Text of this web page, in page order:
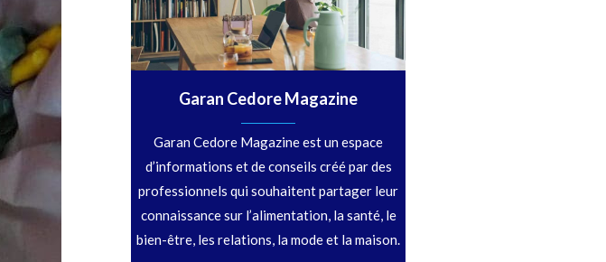
Garan Cedore Magazine
Garan Cedore Magazine est un espace
d’informations et de conseils créé par des
professionnels qui souhaitent partager leur
connaissance sur l’alimentation, la santé, le
bien-être, les relations, la mode et la maison.